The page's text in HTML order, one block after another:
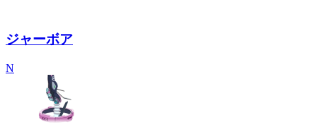
ジャーボア
N